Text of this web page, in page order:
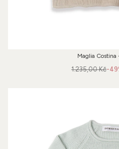
Maglia Costina
-
1.235,00 Kč